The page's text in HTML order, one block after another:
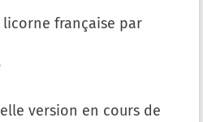
française par
version en cours de